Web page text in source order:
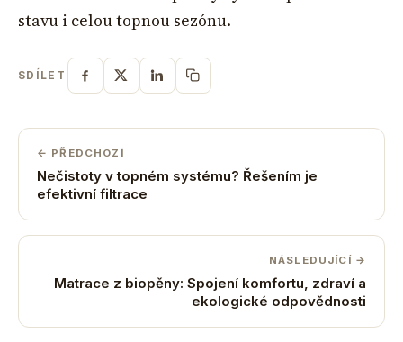
stavu i celou topnou sezónu.
SDÍLET
← PŘEDCHOZÍ
Nečistoty v topném systému? Řešením je
efektivní filtrace
NÁSLEDUJÍCÍ →
Matrace z biopěny: Spojení komfortu, zdraví a
ekologické odpovědnosti